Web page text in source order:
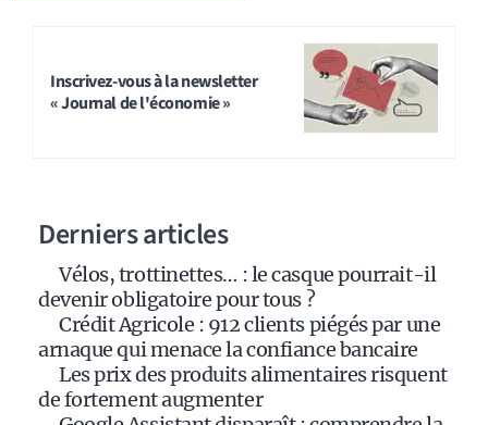
Inscrivez-vous à la newsletter
« Journal de l'économie »
Derniers articles
Vélos, trottinettes… : le casque pourrait-il
devenir obligatoire pour tous ?
Crédit Agricole : 912 clients piégés par une
arnaque qui menace la confiance bancaire
Les prix des produits alimentaires risquent
de fortement augmenter